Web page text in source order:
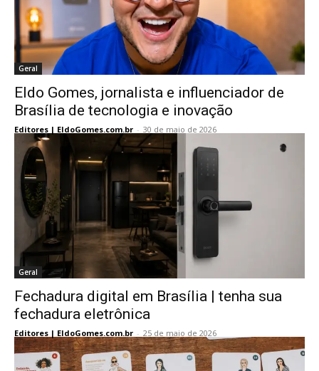
Geral
Eldo Gomes, jornalista e influenciador de
Brasília de tecnologia e inovação
Editores | EldoGomes.com.br - 30 de maio de 2026
Geral
Fechadura digital em Brasília | tenha sua
fechadura eletrônica
Editores | EldoGomes.com.br - 25 de maio de 2026